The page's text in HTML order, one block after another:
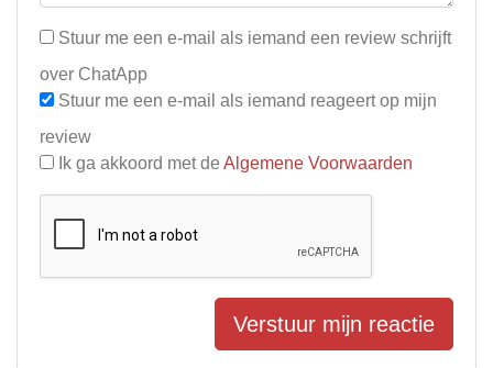
Stuur me een e-mail als iemand een review schrijft
over ChatApp
Stuur me een e-mail als iemand reageert op mijn
review
Ik ga akkoord met de Algemene Voorwaarden
Verstuur mijn reactie